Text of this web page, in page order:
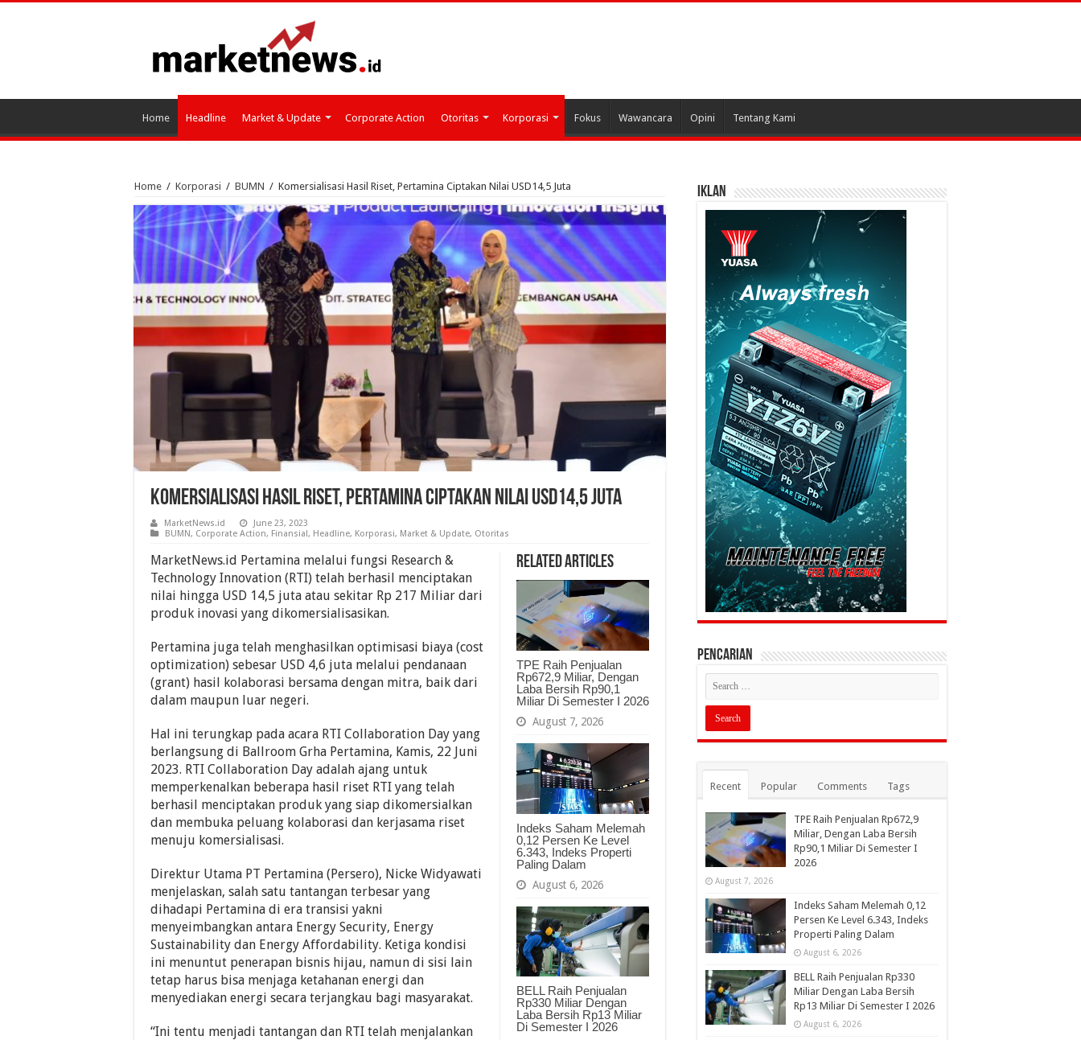
Home Headline Market & Update Corporate Action Otoritas Korporasi Fokus Wawancara Opini Tentang Kami
Home / Korporasi / BUMN / Komersialisasi Hasil Riset, Pertamina Ciptakan Nilai USD14,5 Juta
Komersialisasi Hasil Riset, Pertamina Ciptakan Nilai USD14,5 Juta
MarketNews.id
June 23, 2023
BUMN, Corporate Action, Finansial, Headline, Korporasi, Market & Update, Otoritas
Related Articles
TPE Raih Penjualan
Rp672,9 Miliar, Dengan
Laba Bersih Rp90,1
Miliar Di Semester I 2026
August 7, 2026
Indeks Saham Melemah
0,12 Persen Ke Level
6.343, Indeks Properti
Paling Dalam
August 6, 2026
BELL Raih Penjualan
Rp330 Miliar Dengan
Laba Bersih Rp13 Miliar
Di Semester I 2026
MarketNews.id Pertamina melalui fungsi Research &
Technology Innovation (RTI) telah berhasil menciptakan
nilai hingga USD 14,5 juta atau sekitar Rp 217 Miliar dari
produk inovasi yang dikomersialisasikan.
Pertamina juga telah menghasilkan optimisasi biaya (cost
optimization) sebesar USD 4,6 juta melalui pendanaan
(grant) hasil kolaborasi bersama dengan mitra, baik dari
dalam maupun luar negeri.
Hal ini terungkap pada acara RTI Collaboration Day yang
berlangsung di Ballroom Grha Pertamina, Kamis, 22 Juni
2023. RTI Collaboration Day adalah ajang untuk
memperkenalkan beberapa hasil riset RTI yang telah
berhasil menciptakan produk yang siap dikomersialkan
dan membuka peluang kolaborasi dan kerjasama riset
menuju komersialisasi.
Direktur Utama PT Pertamina (Persero), Nicke Widyawati
menjelaskan, salah satu tantangan terbesar yang
dihadapi Pertamina di era transisi yakni
menyeimbangkan antara Energy Security, Energy
Sustainability dan Energy Affordability. Ketiga kondisi
ini menuntut penerapan bisnis hijau, namun di sisi lain
tetap harus bisa menjaga ketahanan energi dan
menyediakan energi secara terjangkau bagi masyarakat.
“Ini tentu menjadi tantangan dan RTI telah menjalankan
IKLAN
PENCARIAN
Recent Popular Comments Tags
TPE Raih Penjualan Rp672,9
Miliar, Dengan Laba Bersih
Rp90,1 Miliar Di Semester I
2026
August 7, 2026
Indeks Saham Melemah 0,12
Persen Ke Level 6.343, Indeks
Properti Paling Dalam
August 6, 2026
BELL Raih Penjualan Rp330
Miliar Dengan Laba Bersih
Rp13 Miliar Di Semester I 2026
August 6, 2026